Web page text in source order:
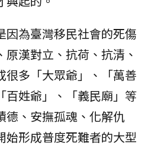
因為臺灣移民社會的死傷
漢對立、抗荷、抗清、
很多「大眾爺」、「萬善
百姓爺」、「義民廟」等
德、安撫孤魂、化解仇
始形成普度死難者的大型